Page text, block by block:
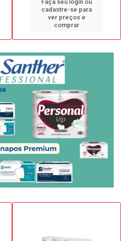
Faça seu login ou
cadastre-se para
ver preços e
comprar